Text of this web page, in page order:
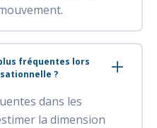
fréquentes lors
?
dans les
la dimension